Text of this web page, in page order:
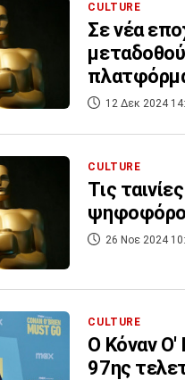
CULTURE
Σε νέα
12 Δεκ 2024
CULTURE
Τις
26 Νοε 2024
CULTURE
Ο Κόναν Ο'
97ης